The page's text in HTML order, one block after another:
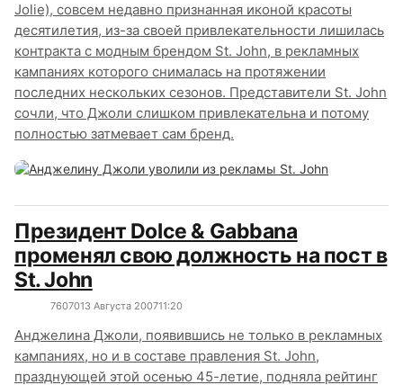
Jolie), совсем недавно признанная иконой красоты
десятилетия, из-за своей привлекательности лишилась
контракта с модным брендом St. John, в рекламных
кампаниях которого снималась на протяжении
последних нескольких сезонов. Представители St. John
сочли, что Джоли слишком привлекательна и потому
полностью затмевает сам бренд.
Президент Dolce & Gabbana
променял свою должность на пост в
St. John
7607013 Августа 200711:20
Анджелина Джоли, появившись не только в рекламных
кампаниях, но и в составе правления St. John,
празднующей этой осенью 45-летие, подняла рейтинг